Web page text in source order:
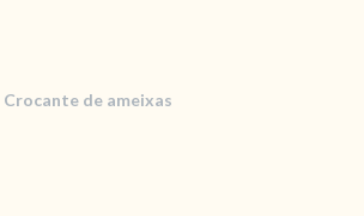
RECEITAS
Crocante de ameixas